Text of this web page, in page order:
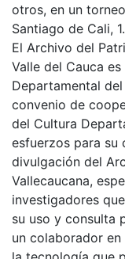
otros, en un
Santiago de Cali,
El Archivo del
Valle del Cauca
Departamental
convenio de
del Cultura
esfuerzos para su
divulgación del
Vallecaucana,
investigadores
su uso y consulta
un colaborador